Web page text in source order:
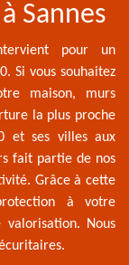
Sannes
pour un
Si vous souhaitez
maison, murs
la plus proche
et ses villes aux
fait partie de nos
Grâce à cette
à votre
Nous